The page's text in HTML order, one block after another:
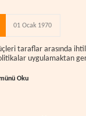
01 Ocak 1970
taraflar arasında
uygulamaktan
Oku